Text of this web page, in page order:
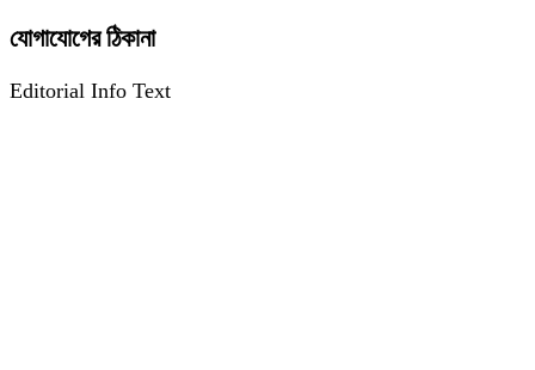
যোগাযোগের ঠিকানা
Editorial Info Text